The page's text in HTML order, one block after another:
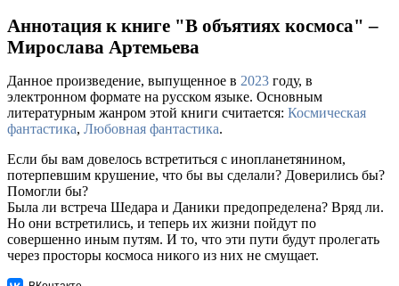
Аннотация к книге "В объятиях космоса" –
Мирослава Артемьева
Данное произведение, выпущенное в 2023 году, в
электронном формате на русском языке. Основным
литературным жанром этой книги считается: Космическая
фантастика, Любовная фантастика.
Если бы вам довелось встретиться с инопланетянином,
потерпевшим крушение, что бы вы сделали? Доверились бы?
Помогли бы?
Была ли встреча Шедара и Даники предопределена? Вряд ли.
Но они встретились, и теперь их жизни пойдут по
совершенно иным путям. И то, что эти пути будут пролегать
через просторы космоса никого из них не смущает.